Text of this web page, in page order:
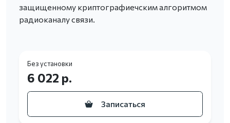
защищенному криптографиечским алгоритмом
радиоканалу связи.
Без установки
6 022 р.
Записаться